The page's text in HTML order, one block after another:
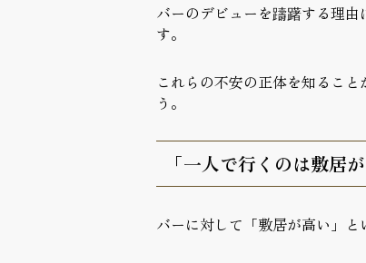
バーのデビューを躊躇する理
す。
これらの不安の正体を知るこ
う。
「一人で行くのは敷居
バーに対して「敷居が高い」と